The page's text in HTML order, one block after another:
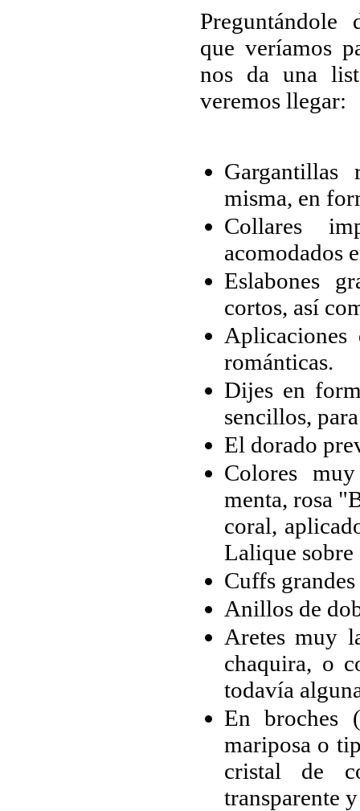
que veríamos
nos da una
veremos llegar:
misma, en
Collares
acomodados
Eslabones
cortos, así
románticas.
Dijes en
sencillos,
El dorado
Colores
menta, rosa
coral,
Lalique sobre
Cuffs
Anillos de
Aretes muy
chaquira, o
todavía
En broches
mariposa o
cristal de
transparente